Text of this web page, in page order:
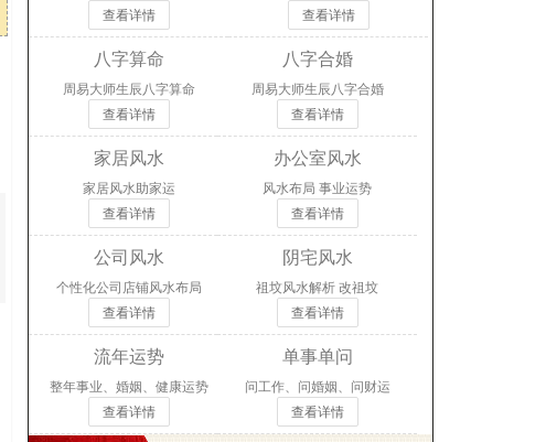
查看详情
查看详情
八字算命
周易大师生辰八字算命
查看详情
八字合婚
周易大师生辰八字合婚
查看详情
家居风水
家居风水助家运
查看详情
办公室风水
风水布局 事业运势
查看详情
公司风水
个性化公司店铺风水布局
查看详情
阴宅风水
祖坟风水解析 改祖坟
查看详情
流年运势
整年事业、婚姻、健康运势
查看详情
单事单问
问工作、问婚姻、问财运
查看详情